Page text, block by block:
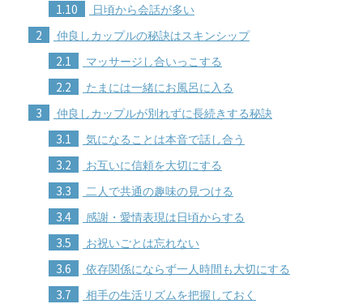
1.10 日頃から会話が多い
2 仲良しカップルの秘訣はスキンシップ
2.1 マッサージし合いっこする
2.2 たまには一緒にお風呂に入る
3 仲良しカップルが別れずに長続きする秘訣
3.1 気になることは本音で話し合う
3.2 お互いに信頼を大切にする
3.3 二人で共通の趣味の見つける
3.4 感謝・愛情表現は日頃からする
3.5 お祝いごとは忘れない
3.6 依存関係にならず一人時間も大切にする
3.7 相手の生活リズムを把握しておく